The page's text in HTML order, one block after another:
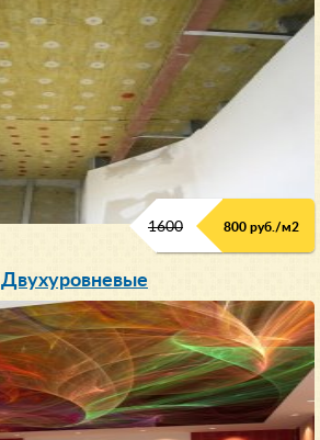
1600 800 руб./м2
Двухуровневые